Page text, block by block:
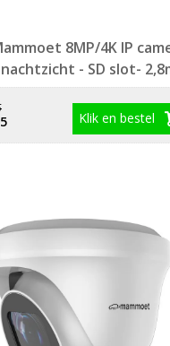
8MP/4K IP
- SD slot-
Klik en bestel